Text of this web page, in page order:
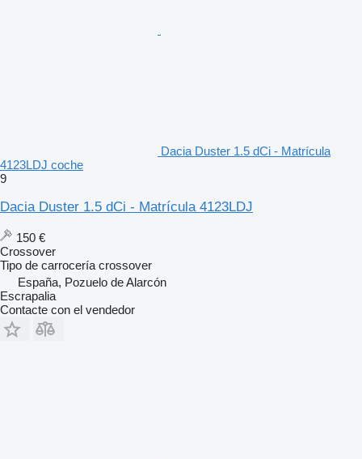
Dacia Duster 1.5 dCi - Matrícula
4123LDJ coche
9
Dacia Duster 1.5 dCi - Matrícula 4123LDJ
150 €
Crossover
Tipo de carrocería crossover
España, Pozuelo de Alarcón
Escrapalia
Contacte con el vendedor